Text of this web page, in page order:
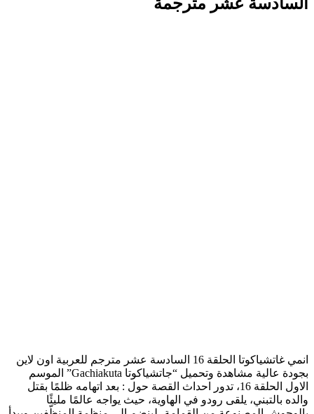
انمي غاتشياكوتا الحلقة 16 السادسة عشر مترجم للعربية اون لاين
بجودة عالية مشاهدة وتحميل “جاتشياكوتا Gachiakuta” الموسم
الاول الحلقة 16، تدور احداث القصة حول : بعد اتهامه ظلمًا بقتل
والده بالتبني، يلقى رودو في الهاوية، حيث يواجه عالمًا مليئًا